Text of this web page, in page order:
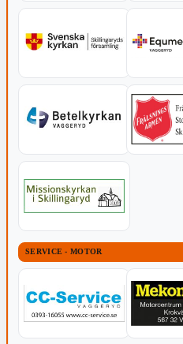
SERVICE - MOTOR